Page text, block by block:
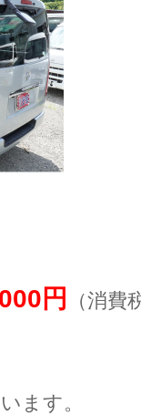
円 （消費
ます。